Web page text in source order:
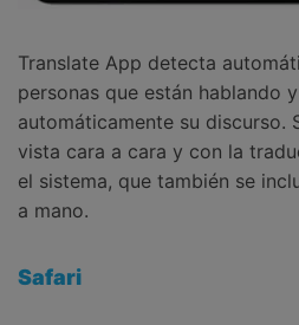
Translate App detecta
personas que están hablando
automáticamente su discurso.
vista cara a cara y con la
el sistema, que también se
a mano.
Safari